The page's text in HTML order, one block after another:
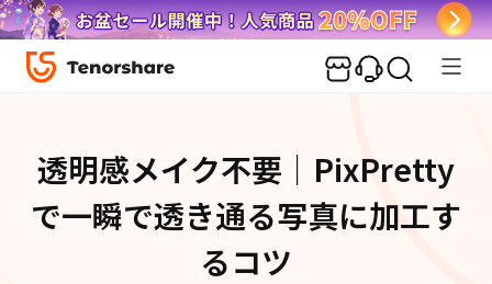
透明感メイク不要｜PixPretty
で一瞬で透き通る写真に加工す
るコツ